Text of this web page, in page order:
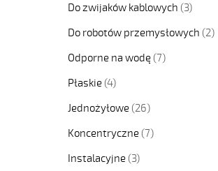
Do zwijaków kablowych (3)
Do robotów przemysłowych (2)
Odporne na wodę (7)
Płaskie (4)
Jednożyłowe (26)
Koncentryczne (7)
Instalacyjne (3)